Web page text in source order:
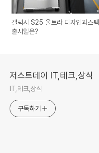
갤럭시 S25 울트라 디자인과스펙
출시일은?
저스트데이 IT,테크,상식
IT,테크,상식
구독하기